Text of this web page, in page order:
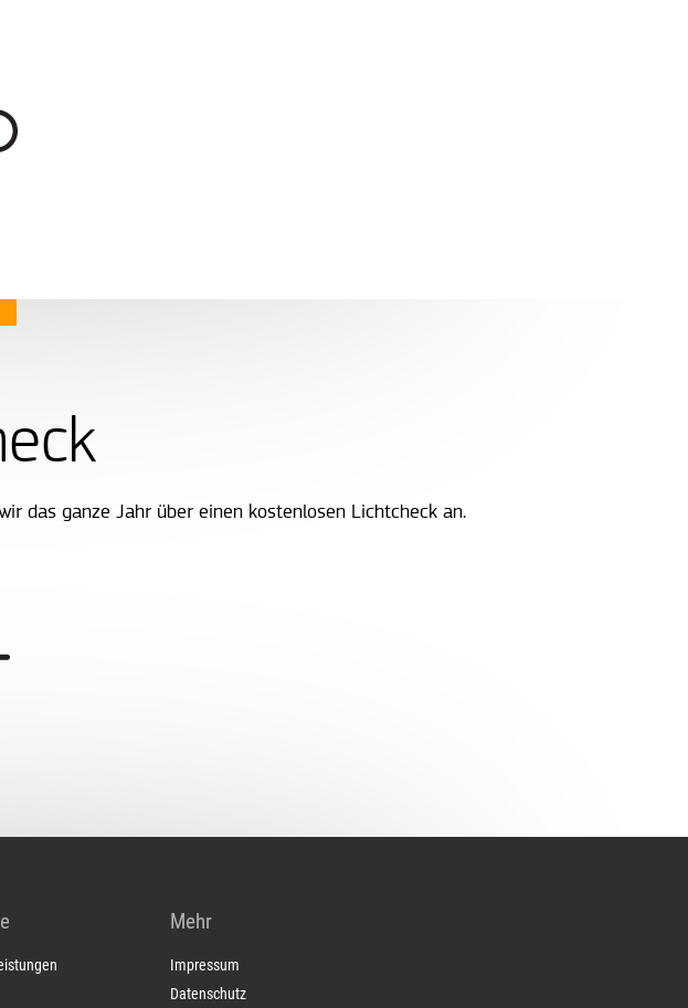
das ganze Jahr über einen kostenlosen Lichtcheck an.
Mehr
Impressum
Datenschutz